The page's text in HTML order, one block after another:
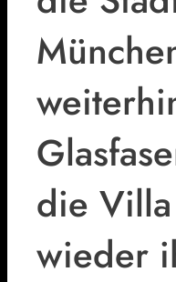
die
wieder